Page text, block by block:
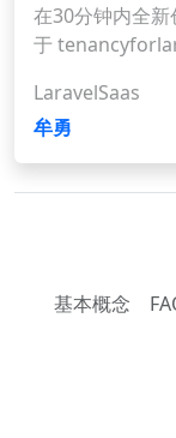
在30分钟内全新
于
LaravelSaas
牟勇
基本概念